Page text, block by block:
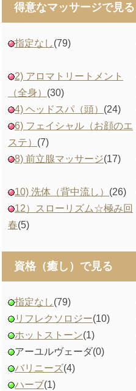
得意なマッサージで見る
指定なし(79)
2) アロマトリートメント
（全身） (30)
4) ヘッドスパ（頭） (24)
6) フェイシャル（お顔のエ
ステ） (7)
8) 前立腺マッサージ(17)
10) 洗体（背中流し） (26)
12）スローリズム☆極み回
春(5)
資格（癒し）で見る
指定なし(79)
リフレクソロジー(10)
ホットストーン(1)
アーユルヴェーダ(0)
バリニーズ(4)
ハーブ(1)